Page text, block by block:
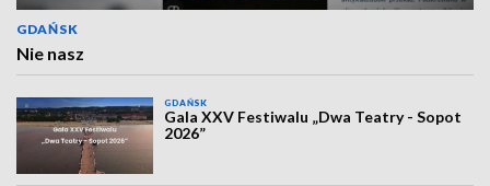
GDAŃSK
Nie nasz
GDAŃSK
Gala XXV Festiwalu „Dwa Teatry - Sopot
2026”